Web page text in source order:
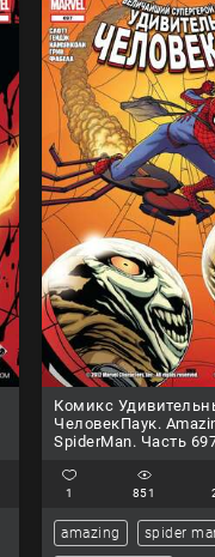
Комикс
ЧеловекПаук.
SpiderMan. Часть
1 851
amazing spider